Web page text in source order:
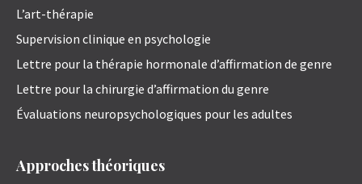
L’art-thérapie
Supervision clinique en psychologie
Lettre pour la thérapie hormonale d’affirmation de genre
Lettre pour la chirurgie d’affirmation du genre
Évaluations neuropsychologiques pour les adultes
Approches théoriques